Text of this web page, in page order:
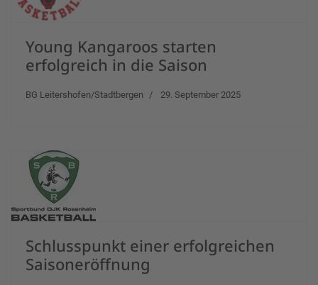
Young Kangaroos starten
erfolgreich in die Saison
BG Leitershofen/Stadtbergen 29. September 2025
Schlusspunkt einer erfolgreichen
Saisoneröffnung